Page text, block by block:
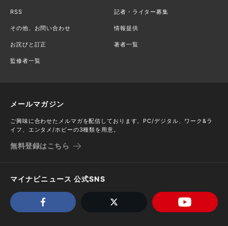
RSS 記者・ライター募集
その他、お問い合わせ 情報提供
お詫びと訂正 著者一覧
監修者一覧
メールマガジン
ご興味に合わせたメルマガを配信しております。PC/デジタル、ワーク&ラ
イフ、エンタメ/ホビーの3種類を用意。
無料登録はこちら
マイナビニュース 公式SNS